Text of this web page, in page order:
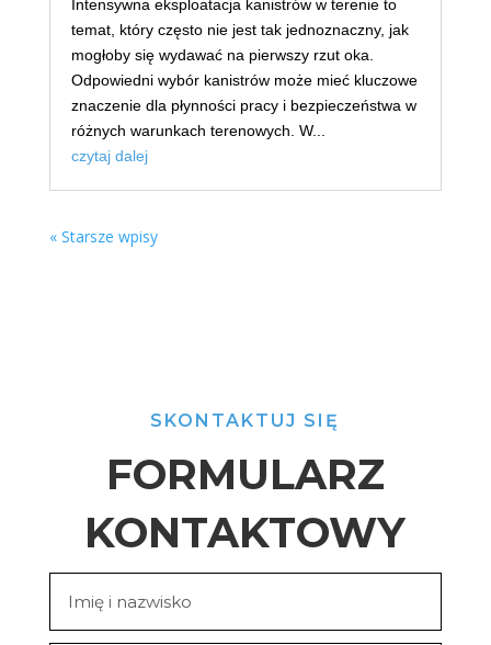
Intensywna eksploatacja kanistrów w terenie to
temat, który często nie jest tak jednoznaczny, jak
mogłoby się wydawać na pierwszy rzut oka.
Odpowiedni wybór kanistrów może mieć kluczowe
znaczenie dla płynności pracy i bezpieczeństwa w
różnych warunkach terenowych. W...
czytaj dalej
« Starsze wpisy
SKONTAKTUJ SIĘ
FORMULARZ
KONTAKTOWY